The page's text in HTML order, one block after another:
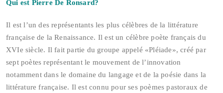
Qui est Pierre De Ronsard?
Il est l’un des représentants les plus célèbres de la littérature
française de la Renaissance. Il est un célèbre poète français du
XVIe siècle. Il fait partie du groupe appelé «Pléiade», créé par
sept poètes représentant le mouvement de l’innovation
notamment dans le domaine du langage et de la poésie dans la
littérature française. Il est connu pour ses poèmes pastoraux de